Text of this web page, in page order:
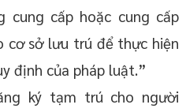
cung cấp hoặc cung cấp
sở lưu trú để thực hiện
định của pháp luật.”
ký tạm trú cho người